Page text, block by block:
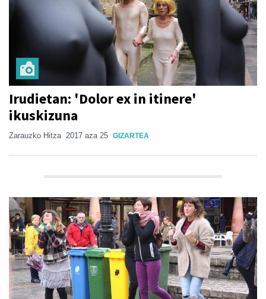
Irudietan: 'Dolor ex in itinere'
ikuskizuna
Zarauzko Hitza 2017 aza 25 GIZARTEA